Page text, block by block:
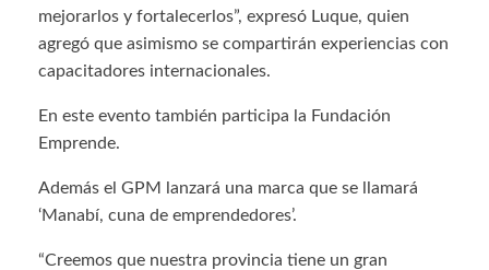
mejorarlos y fortalecerlos”, expresó Luque, quien
agregó que asimismo se compartirán experiencias con
capacitadores internacionales.
En este evento también participa la Fundación
Emprende.
Además el GPM lanzará una marca que se llamará
‘Manabí, cuna de emprendedores’.
“Creemos que nuestra provincia tiene un gran